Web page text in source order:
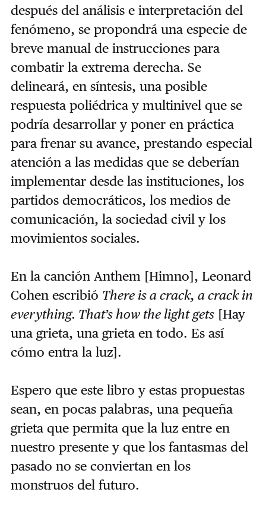
después del análisis e interpretación del
fenómeno, se propondrá una especie de
breve manual de instrucciones para
combatir la extrema derecha. Se
delineará, en síntesis, una posible
respuesta poliédrica y multinivel que se
podría desarrollar y poner en práctica
para frenar su avance, prestando especial
atención a las medidas que se deberían
implementar desde las instituciones, los
partidos democráticos, los medios de
comunicación, la sociedad civil y los
movimientos sociales.
En la canción Anthem [Himno], Leonard
Cohen escribió There is a crack, a crack in
everything. That’s how the light gets[Hay
una grieta, una grieta en todo. Es así
cómo entra la luz].
Espero que este libro y estas propuestas
sean, en pocas palabras, una pequeña
grieta que permita que la luz entre en
nuestro presente y que los fantasmas del
pasado no se conviertan en los
monstruos del futuro.